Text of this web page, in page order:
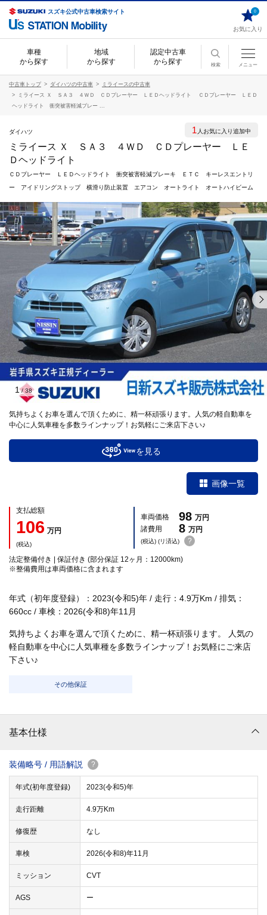
スズキ公式中古車検索サイト
お気に入り
0
車種
から探す
地域
から探す
認定中古車
から探す
検索 メニュー
中古車トップ ダイハツの中古車
ミライースの中古車
ミライース Ｘ ＳＡ３ ４ＷＤ ＣＤプレーヤー ＬＥＤヘッドライト ＣＤプレーヤー ＬＥＤ
ヘッドライト 衝突被害軽減ブレー ...
ダイハツ
ミライース Ｘ ＳＡ３ ４ＷＤ ＣＤプレーヤー ＬＥ
Ｄヘッドライト
ＣＤプレーヤー ＬＥＤヘッドライト 衝突被害軽減ブレーキ ＥＴＣ キーレスエントリ
ー アイドリングストップ 横滑り防止装置 エアコン オートライト オートハイビーム
気持ちよくお車を選んで頂くために、精一杯頑張ります。人気の軽自動車を
中心に人気車種を多数ラインナップ！お気軽にご来店下さい♪
1/ 38
を見る
画像一覧
支払総額
106 万円
(税込)
車両価格 98 万円
諸費用
8 万円
(税込) (リ済込) ?
法定整備付き | 保証付き (部分保証 12ヶ月：12000km)
※整備費用は車両価格に含まれます
年式（初年度登録）：2023(令和5)年 / 走行：4.9万Km / 排気：
660cc / 車検：2026(令和8)年11月
気持ちよくお車を選んで頂くために、精一杯頑張ります。 人気の
軽自動車を中心に人気車種を多数ラインナップ！お気軽にご来店
下さい♪
その他保証
基本仕様
装備略号 / 用語解説 ?
年式(初年度登録) 2023(令和5)年
走行距離 4.9万Km
修復歴 なし
車検 2026(令和8)年11月
ミッション CVT
AGS ー
1 人お気に入り追加中